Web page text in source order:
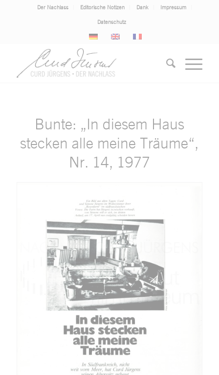
Der Nachlass Editorische Notizen Dank Impressum
Datenschutz
Bunte: „In diesem Haus
stecken alle meine Träume“,
Nr. 14, 1977